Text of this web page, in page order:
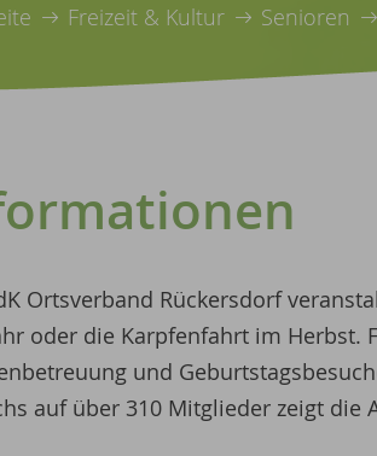
Freizeit & Kultur Senioren
Ortsverband Rückersdorf
oder die Karpfenfahrt im Herbst.
und
auf über 310 Mitglieder zeigt